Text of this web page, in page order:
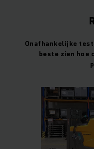
Onafhankelijke
beste zien hoe